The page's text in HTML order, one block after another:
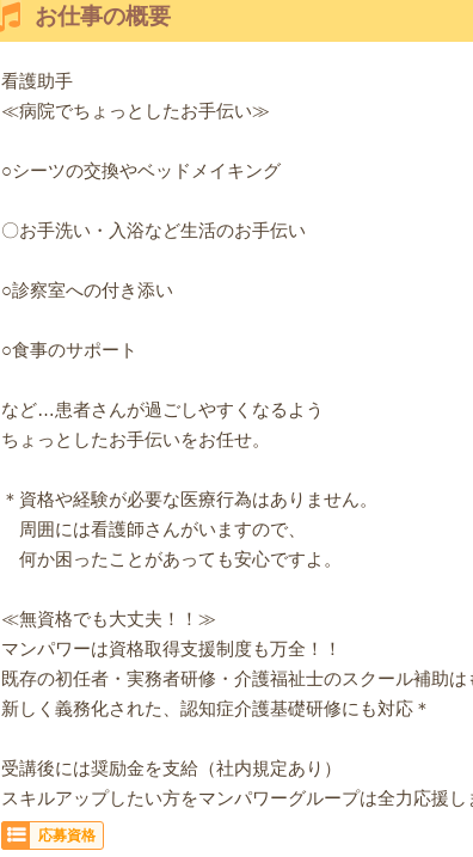
お仕事の概要
看護助手
≪病院でちょっとしたお手伝い≫
○シーツの交換やベッドメイキング
〇お手洗い・入浴など生活のお手伝い
○診察室への付き添い
○食事のサポート
など…患者さんが過ごしやすくなるよう
ちょっとしたお手伝いをお任せ。
＊資格や経験が必要な医療行為はありません。
周囲には看護師さんがいますので、
何か困ったことがあっても安心ですよ。
≪無資格でも大丈夫！！≫
マンパワーは資格取得支援制度も万全！！
既存の初任者・実務者研修・介護福祉士のスクール補助は
新しく義務化された、認知症介護基礎研修にも対応＊
受講後には奨励金を支給（社内規定あり）
スキルアップしたい方をマンパワーグループは全力応援し
応募資格